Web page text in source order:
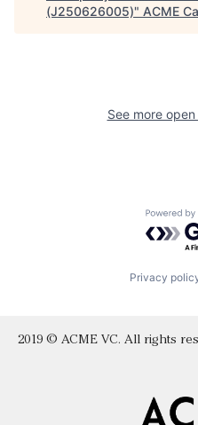
(J250626005)" ACME
See more
Privacy
2019 © ACME VC. All rights